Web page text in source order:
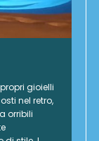
gioielli
nel retro,
orribili